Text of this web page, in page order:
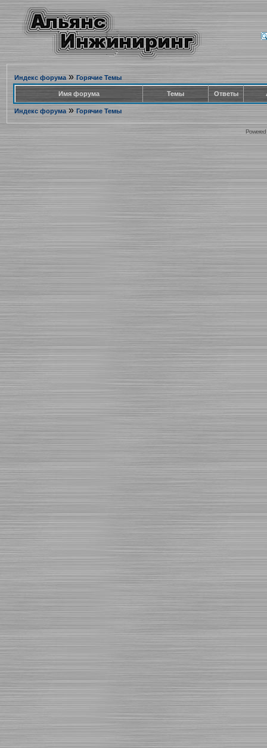
Индекс форума» Горячие Темы
Имя форума Темы Ответы
Индекс форума» Горячие Темы